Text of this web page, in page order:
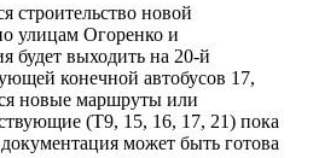
строительство новой
улицам Огоренко и
будет выходить на 20-й
конечной автобусов 17,
новые маршруты или
(Т9, 15, 16, 17, 21) пока
может быть готова